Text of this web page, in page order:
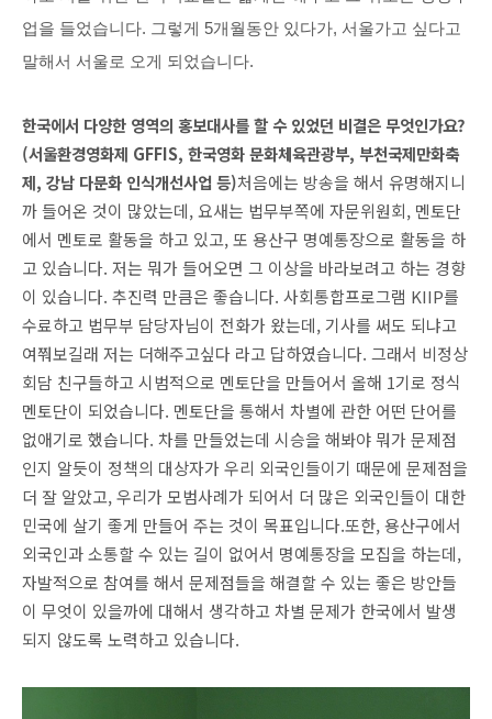
업을 들었습니다. 그렇게 5개월동안 있다가, 서울가고 싶다고
말해서 서울로 오게 되었습니다.
한국에서 다양한 영역의 홍보대사를 할 수 있었던 비결은 무엇인가요?
(서울환경영화제 GFFIS, 한국영화 문화체육관광부, 부천국제만화축
제, 강남 다문화 인식개선사업 등)처음에는 방송을 해서 유명해지니
까 들어온 것이 많았는데, 요새는 법무부쪽에 자문위원회, 멘토단
에서 멘토로 활동을 하고 있고, 또 용산구 명예통장으로 활동을 하
고 있습니다. 저는 뭐가 들어오면 그 이상을 바라보려고 하는 경향
이 있습니다. 추진력 만큼은 좋습니다. 사회통합프로그램 KIIP를
수료하고 법무부 담당자님이 전화가 왔는데, 기사를 써도 되냐고
여쭤보길래 저는 더해주고싶다 라고 답하였습니다. 그래서 비정상
회담 친구들하고 시범적으로 멘토단을 만들어서 올해 1기로 정식
멘토단이 되었습니다. 멘토단을 통해서 차별에 관한 어떤 단어를
없애기로 했습니다. 차를 만들었는데 시승을 해봐야 뭐가 문제점
인지 알듯이 정책의 대상자가 우리 외국인들이기 때문에 문제점을
더 잘 알았고, 우리가 모범사례가 되어서 더 많은 외국인들이 대한
민국에 살기 좋게 만들어 주는 것이 목표입니다.또한, 용산구에서
외국인과 소통할 수 있는 길이 없어서 명예통장을 모집을 하는데,
자발적으로 참여를 해서 문제점들을 해결할 수 있는 좋은 방안들
이 무엇이 있을까에 대해서 생각하고 차별 문제가 한국에서 발생
되지 않도록 노력하고 있습니다.